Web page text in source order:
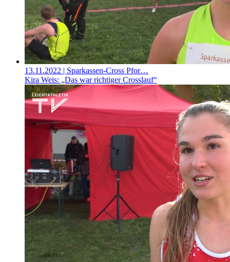
13.11.2022 | Sparkassen-Cross Pfor…
Kira Weis: „Das war richtiger Crosslauf“